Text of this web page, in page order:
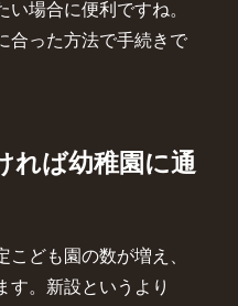
場合に便利ですね。
合った方法で手続きで
れば幼稚園に通
ども園の数が増え、
す。新設というより